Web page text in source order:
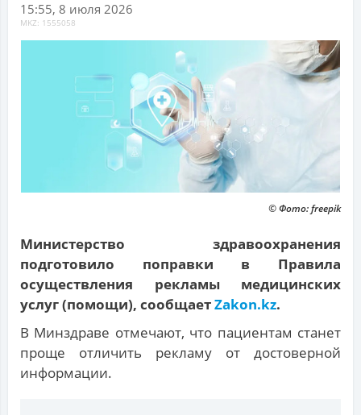
15:55, 8 июля 2026
MKZ: 1555058
© Фото: freepik
Министерство здравоохранения
подготовило поправки в Правила
осуществления рекламы медицинских
услуг (помощи), сообщаетZakon.kz.
В Минздраве отмечают, что пациентам станет
проще отличить рекламу от достоверной
информации.